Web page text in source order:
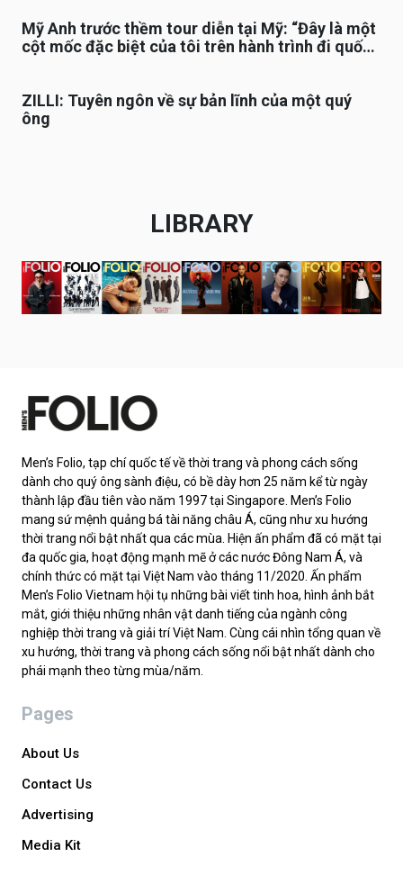
Mỹ Anh trước thềm tour diễn tại Mỹ: “Đây là một
cột mốc đặc biệt của tôi trên hành trình đi quốc
ZILLI: Tuyên ngôn về sự bản lĩnh của một quý
ông
LIBRARY
Men’s Folio, tạp chí quốc tế về thời trang và phong cách sống
dành cho quý ông sành điệu, có bề dày hơn 25 năm kể từ ngày
thành lập đầu tiên vào năm 1997 tại Singapore. Men’s Folio
mang sứ mệnh quảng bá tài năng châu Á, cũng như xu hướng
thời trang nổi bật nhất qua các mùa. Hiện ấn phẩm đã có mặt tại
đa quốc gia, hoạt động mạnh mẽ ở các nước Đông Nam Á, và
chính thức có mặt tại Việt Nam vào tháng 11/2020. Ấn phẩm
Men’s Folio Vietnam hội tụ những bài viết tinh hoa, hình ảnh bắt
mắt, giới thiệu những nhân vật danh tiếng của ngành công
nghiệp thời trang và giải trí Việt Nam. Cùng cái nhìn tổng quan về
xu hướng, thời trang và phong cách sống nổi bật nhất dành cho
phái mạnh theo từng mùa/năm.
Pages
About Us
Contact Us
Advertising
Media Kit